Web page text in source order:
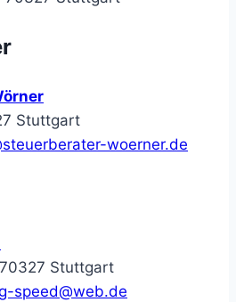
Stuttgart
woerner.de
Stuttgart
speed@web.de